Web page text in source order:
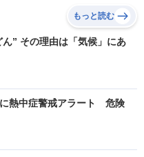
もっと読む
” その理由は「気候」にあ
熱中症警戒アラート 危険